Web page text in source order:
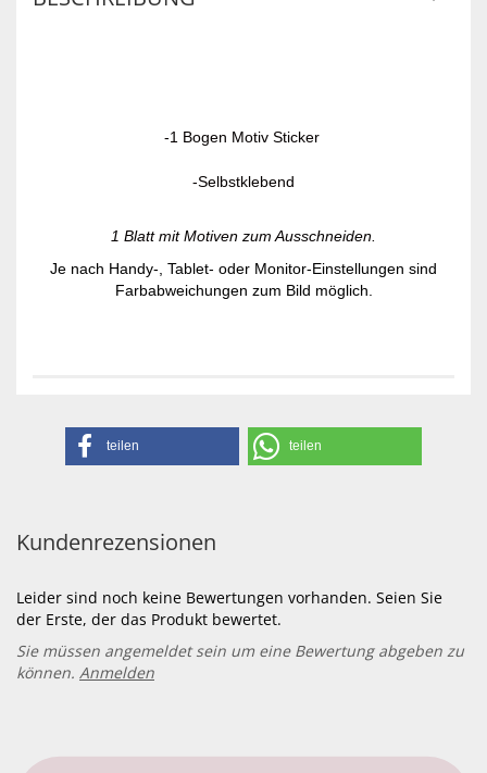
-1 Bogen Motiv Sticker
-Selbstklebend
1 Blatt mit Motiven zum Ausschneiden.
Je nach Handy-, Tablet- oder Monitor-Einstellungen sind
Farbabweichungen zum Bild möglich.
teilen teilen
Kundenrezensionen
Leider sind noch keine Bewertungen vorhanden. Seien Sie
der Erste, der das Produkt bewertet.
Sie müssen angemeldet sein um eine Bewertung abgeben zu
können. Anmelden